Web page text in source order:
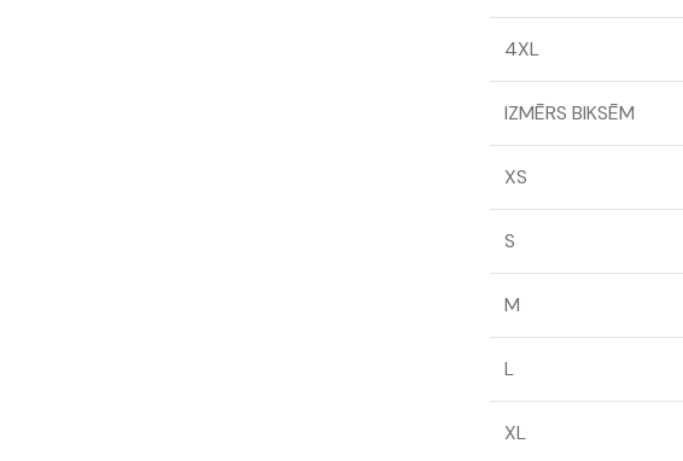
4XL
IZMĒRS BIKSĒM
XS
S
M
L
XL